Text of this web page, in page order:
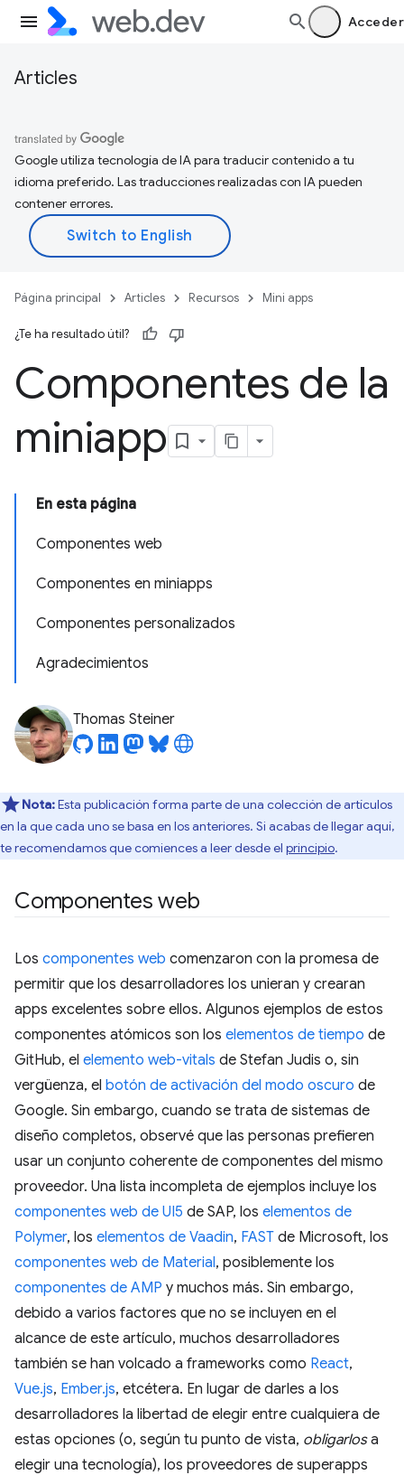
Acceder
Articles
Google utiliza tecnología de IA para traducir contenido a tu
idioma preferido. Las traducciones realizadas con IA pueden
contener errores.
Página principal Articles Recursos Mini apps
¿Te ha resultado útil?
Componentes de la
miniapp
En esta página
Componentes web
Componentes en miniapps
Componentes personalizados
Agradecimientos
Thomas Steiner
Nota:Esta publicación forma parte de una colección de artículos
en la que cada uno se basa en los anteriores. Si acabas de llegar aquí,
te recomendamos que comiences a leer desde el principio.
Componentes web
Los componentes web comenzaron con la promesa de
permitir que los desarrolladores los unieran y crearan
apps excelentes sobre ellos. Algunos ejemplos de estos
componentes atómicos son los elementos de tiempo de
GitHub, el elemento web-vitals de Stefan Judis o, sin
vergüenza, el botón de activación del modo oscuro de
Google. Sin embargo, cuando se trata de sistemas de
diseño completos, observé que las personas prefieren
usar un conjunto coherente de componentes del mismo
proveedor. Una lista incompleta de ejemplos incluye los
componentes web de UI5 de SAP, los elementos de
Polymer, los elementos de Vaadin, FAST de Microsoft, los
componentes web de Material, posiblemente los
componentes de AMP y muchos más. Sin embargo,
debido a varios factores que no se incluyen en el
alcance de este artículo, muchos desarrolladores
también se han volcado a frameworks como React,
Vue.js, Ember.js, etcétera. En lugar de darles a los
desarrolladores la libertad de elegir entre cualquiera de
estas opciones (o, según tu punto de vista, obligarlosa
elegir una tecnología), los proveedores de superapps